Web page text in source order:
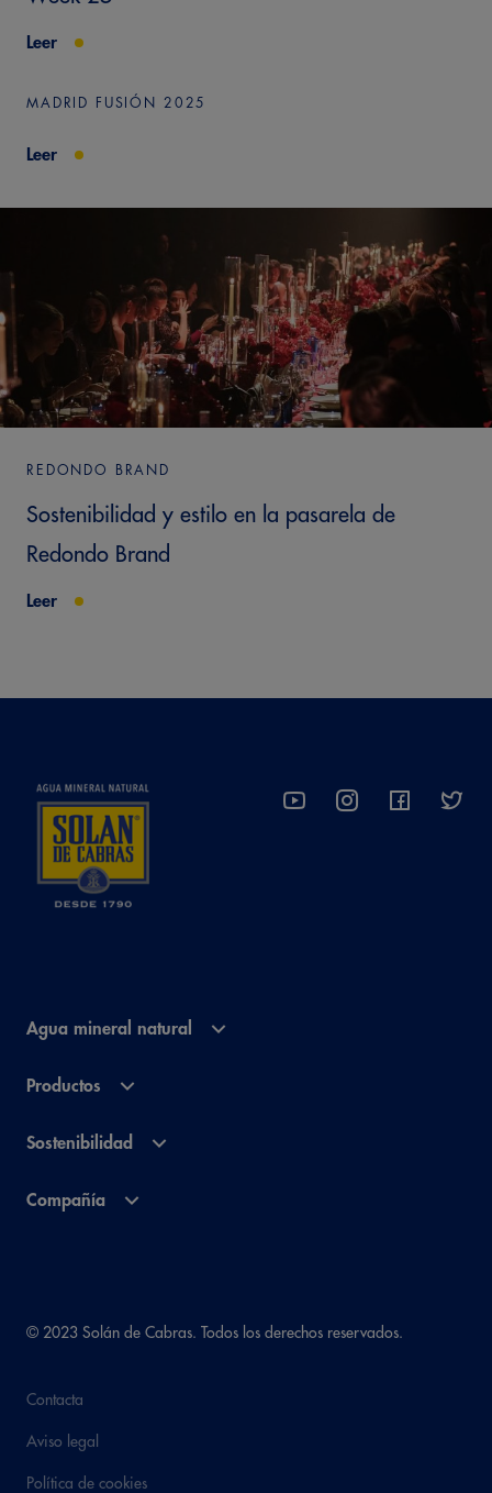
Leer
MADRID FUSIÓN 2025
Leer
REDONDO BRAND
Sostenibilidad y estilo en la pasarela de
Redondo Brand
Leer
Agua mineral natural
Productos
Sostenibilidad
Compañía
© 2023 Solán de Cabras. Todos los derechos reservados.
Contacta
Aviso legal
Política de cookies